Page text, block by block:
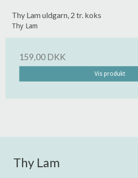
Thy Lam uldgarn, 2 tr. koks
Thy Lam
159,00 DKK
Vis produkt
Thy Lam